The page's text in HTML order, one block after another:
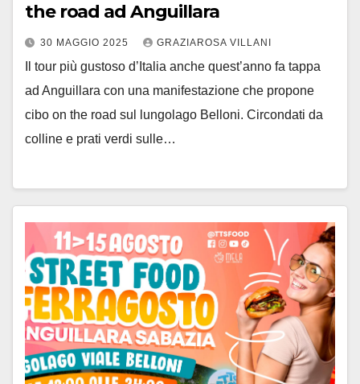
the road ad Anguillara
30 MAGGIO 2025 GRAZIAROSA VILLANI
Il tour più gustoso d’Italia anche quest’anno fa tappa
ad Anguillara con una manifestazione che propone
cibo on the road sul lungolago Belloni. Circondati da
colline e prati verdi sulle…